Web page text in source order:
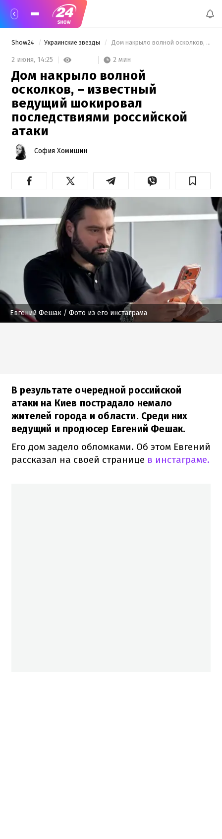
Show24 Украинские звезды Дом накрыло волной осколков, – известный ведущий шокировал последствиями российской атаки
2 июня, 14:25 2 мин
Дом накрыло волной
осколков, – известный
ведущий шокировал
последствиями российской
атаки
София Хомишин
Евгений Фешак / Фото из его инстаграма
В результате очередной российской
атаки на Киев пострадало немало
жителей города и области. Среди них
ведущий и продюсер Евгений Фешак.
Его дом задело обломками. Об этом Евгений
рассказал на своей странице в инстаграме.